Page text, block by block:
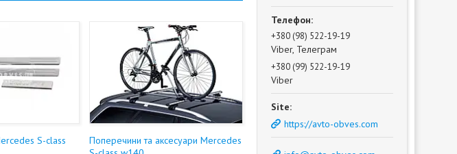
S-class
Поперечини та аксесуари Mercedes
+380 (98) 522-19-19
Viber, Телеграм
+380 (99) 522-19-19
Viber
https://avto-obves.com